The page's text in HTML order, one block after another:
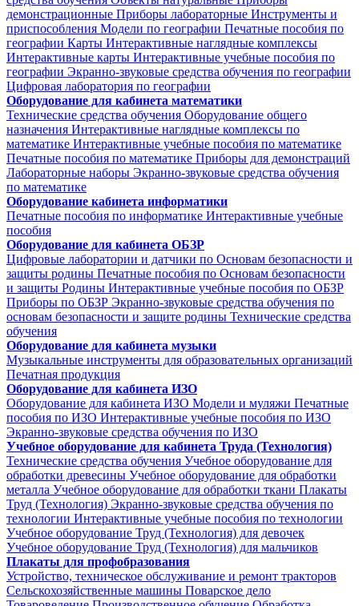
демонстрационные Приборы лабораторные Инструменты и
приспособления Модели по географии Печатные пособия по
географии Карты Интерактивные наглядные комплексы
Интерактивные карты Интерактивные учебные пособия по
географии Экранно-звуковые средства обучения по географии
Цифровая лаборатория по географии
Оборудование для кабинета математики
Технические средства обучения Оборудование общего
назначения Интерактивные наглядные комплексы по
математике Интерактивные учебные пособия по математике
Печатные пособия по математике Приборы для демонстраций
Лабораторные наборы Экранно-звуковые средства обучения
по математике
Оборудование кабинета информатики
Печатные пособия по информатике Интерактивные учебные
пособия
Оборудование для кабинета ОБЗР
Цифровые лаборатории и датчики по Основам безопасности и
защиты родины Печатные пособия по Основам безопасности
и защиты Родины Интерактивные учебные пособия по ОБЗР
Приборы по ОБЗР Экранно-звуковые средства обучения по
основам безопасности и защите родины Технические средства
обучения
Оборудование для кабинета музыки
Музыкальные инструменты для образовательных организаций
Печатная продукция
Оборудование для кабинета ИЗО
Оборудование для кабинета ИЗО Модели и муляжи Печатные
пособия по ИЗО Интерактивные учебные пособия по ИЗО
Экранно-звуковые средства обучения по ИЗО
Учебное оборудование для кабинета Труда (Технология)
Технические средства обучения Учебное оборудование для
обработки древесины Учебное оборудование для обработки
металла Учебное оборудование для обработки ткани Плакаты
Труд (Технология) Экранно-звуковые средства обучения по
технологии Интерактивные учебные пособия по технологии
Учебное оборудование Труд (Технология) для девочек
Учебное оборудование Труд (Технология) для мальчиков
Плакаты для профобразования
Устройство, техническое обслуживание и ремонт тракторов
Сельскохозяйственные машины Поварское дело